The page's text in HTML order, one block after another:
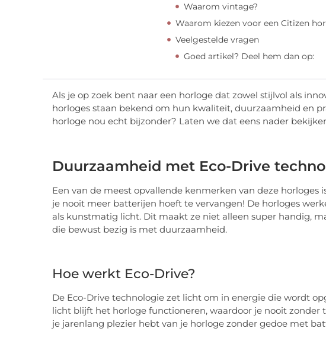
Waarom vintage?
Waarom kiezen voor een Citizen
Veelgestelde vragen
Goed artikel? Deel hem dan op:
Als je op zoek bent naar een horloge dat zowel stijlvol als
horloges staan bekend om hun kwaliteit, duurzaamheid en
horloge nou echt bijzonder? Laten we dat eens nader
Duurzaamheid met Eco-Drive
Een van de meest opvallende kenmerken van deze
je nooit meer batterijen hoeft te vervangen! De horloges
als kunstmatig licht. Dit maakt ze niet alleen super handig,
die bewust bezig is met duurzaamheid.
Hoe werkt Eco-Drive?
De Eco-Drive technologie zet licht om in energie die wordt
licht blijft het horloge functioneren, waardoor je nooit
je jarenlang plezier hebt van je horloge zonder gedoe met